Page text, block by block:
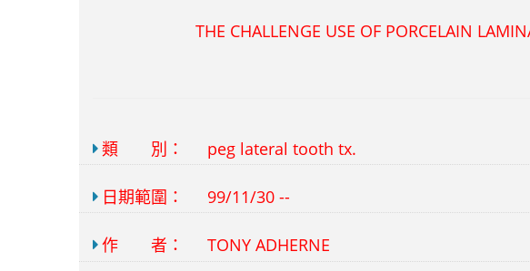
THE CHALLENGE USE OF PORCELAIN
類 別： peg lateral tooth tx.
日期範圍： 99/11/30 --
作 者： TONY ADHERNE